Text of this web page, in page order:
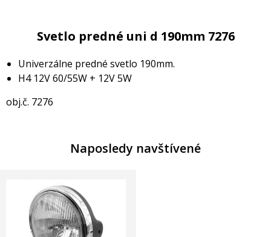
Svetlo predné uni d 190mm 7276
Univerzálne predné svetlo 190mm.
H4 12V 60/55W + 12V 5W
obj.č. 7276
Naposledy navštívené